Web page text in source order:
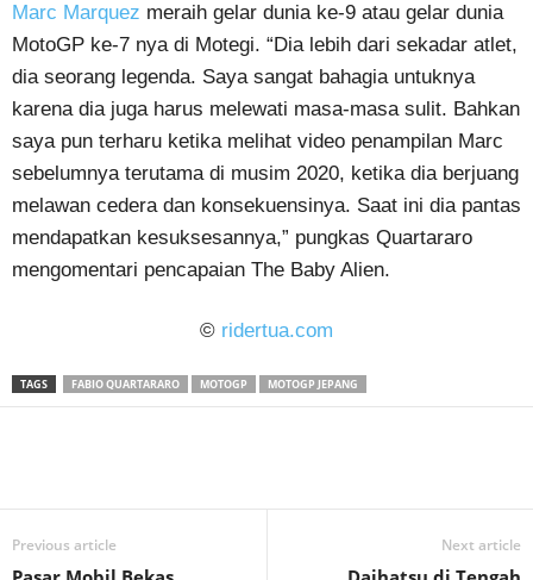
Marc Marquez meraih gelar dunia ke-9 atau gelar dunia
MotoGP ke-7 nya di Motegi. “Dia lebih dari sekadar atlet,
dia seorang legenda. Saya sangat bahagia untuknya
karena dia juga harus melewati masa-masa sulit. Bahkan
saya pun terharu ketika melihat video penampilan Marc
sebelumnya terutama di musim 2020, ketika dia berjuang
melawan cedera dan konsekuensinya. Saat ini dia pantas
mendapatkan kesuksesannya,” pungkas Quartararo
mengomentari pencapaian The Baby Alien.
© ridertua.com
TAGS FABIO QUARTARARO MOTOGP MOTOGP JEPANG
Previous article Next article